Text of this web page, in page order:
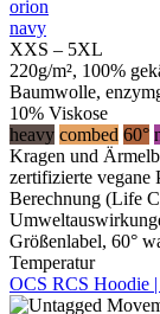
orion
navy
XXS – 5XL
220g/m², 100%
Baumwolle,
10% Viskose
heavy combed 60°
Kragen und
zertifizierte
Berechnung (Life
Größenlabel, 60°
Temperatur
OCS RCS Hoodie